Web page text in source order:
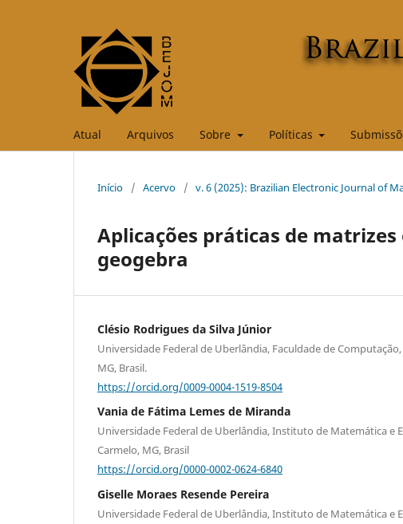
Atual Arquivos Sobre Políticas
Início / Acervo / v. 6 (2025): Brazilian Electronic Journal of
Aplicações práticas de
geogebra
Clésio Rodrigues da Silva Júnior
Universidade Federal de Uberlândia, Faculdade de
MG, Brasil.
https://orcid.org/0009-0004-1519-8504
Vania de Fátima Lemes de Miranda
Universidade Federal de Uberlândia, Instituto de Matemática e
Carmelo, MG, Brasil
https://orcid.org/0000-0002-0624-6840
Giselle Moraes Resende Pereira
Universidade Federal de Uberlândia, Instituto de Matemática e